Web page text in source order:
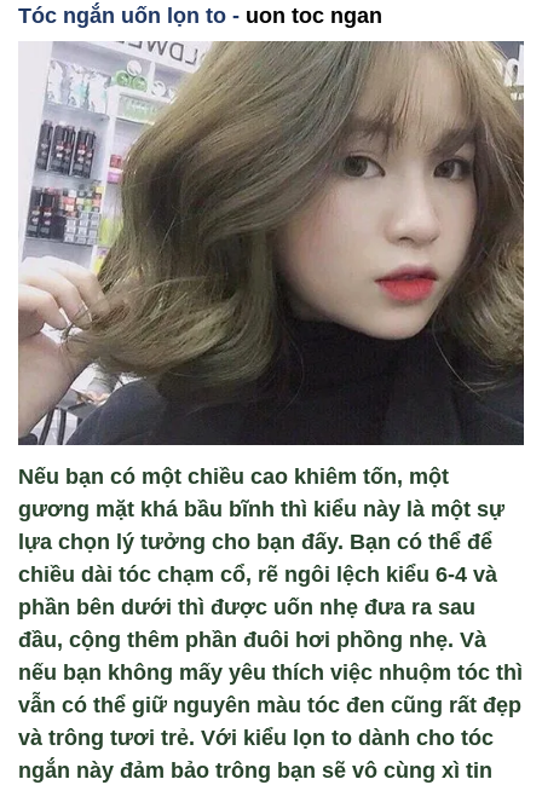
Tóc ngắn uốn lọn to - uon toc ngan
Nếu bạn có một chiều cao khiêm tốn, một
gương mặt khá bầu bĩnh thì kiểu này là một sự
lựa chọn lý tưởng cho bạn đấy. Bạn có thể để
chiều dài tóc chạm cổ, rẽ ngôi lệch kiểu 6-4 và
phần bên dưới thì được uốn nhẹ đưa ra sau
đầu, cộng thêm phần đuôi hơi phồng nhẹ. Và
nếu bạn không mấy yêu thích việc nhuộm tóc thì
vẫn có thể giữ nguyên màu tóc đen cũng rất đẹp
và trông tươi trẻ. Với kiểu lọn to dành cho tóc
ngắn này đảm bảo trông bạn sẽ vô cùng xì tin